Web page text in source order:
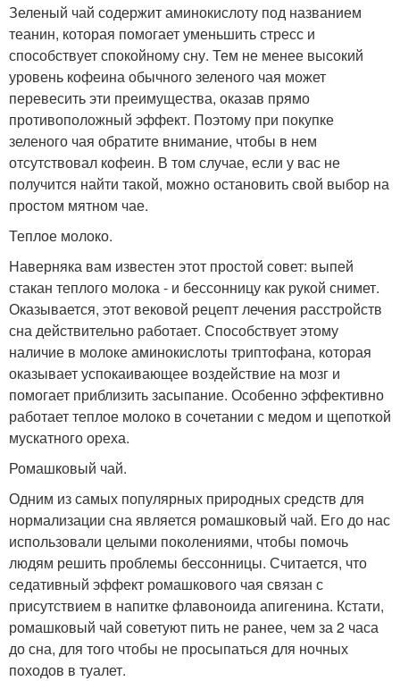
Зеленый чай содержит аминокислоту под названием
теанин, которая помогает уменьшить стресс и
способствует спокойному сну. Тем не менее высокий
уровень кофеина обычного зеленого чая может
перевесить эти преимущества, оказав прямо
противоположный эффект. Поэтому при покупке
зеленого чая обратите внимание, чтобы в нем
отсутствовал кофеин. В том случае, если у вас не
получится найти такой, можно остановить свой выбор на
простом мятном чае.
Теплое молоко.
Наверняка вам известен этот простой совет: выпей
стакан теплого молока - и бессонницу как рукой снимет.
Оказывается, этот вековой рецепт лечения расстройств
сна действительно работает. Способствует этому
наличие в молоке аминокислоты триптофана, которая
оказывает успокаивающее воздействие на мозг и
помогает приблизить засыпание. Особенно эффективно
работает теплое молоко в сочетании с медом и щепоткой
мускатного ореха.
Ромашковый чай.
Одним из самых популярных природных средств для
нормализации сна является ромашковый чай. Его до нас
использовали целыми поколениями, чтобы помочь
людям решить проблемы бессонницы. Считается, что
седативный эффект ромашкового чая связан с
присутствием в напитке флавоноида апигенина. Кстати,
ромашковый чай советуют пить не ранее, чем за 2 часа
до сна, для того чтобы не просыпаться для ночных
походов в туалет.